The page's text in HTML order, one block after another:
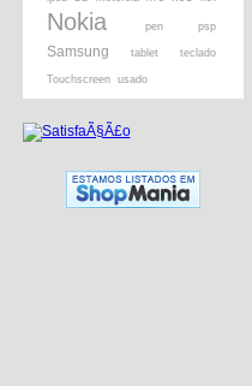
Nokia pen psp
Samsung tablet teclado
Touchscreen usado